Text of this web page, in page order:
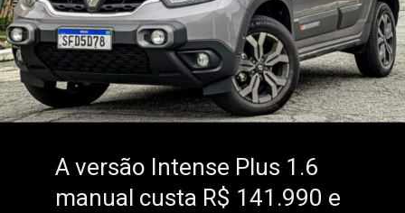
A versão Intense Plus 1.6
manual custa R$ 141.990 e
A versão Intense Plus 1.6
manual custa R$ 141.990 e